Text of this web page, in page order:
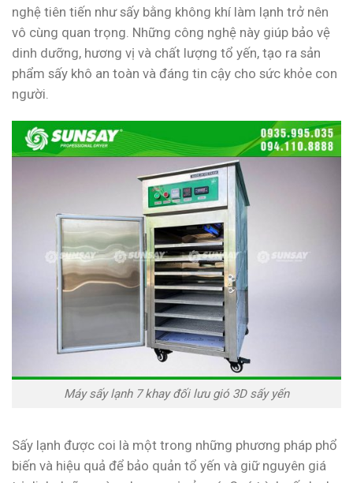
nghệ tiên tiến như sấy bằng không khí làm lạnh trở nên
vô cùng quan trọng. Những công nghệ này giúp bảo vệ
dinh dưỡng, hương vị và chất lượng tổ yến, tạo ra sản
phẩm sấy khô an toàn và đáng tin cậy cho sức khỏe con
người.
Máy sấy lạnh 7 khay đối lưu gió 3D sấy yến
Sấy lạnh được coi là một trong những phương pháp phổ
biến và hiệu quả để bảo quản tổ yến và giữ nguyên giá